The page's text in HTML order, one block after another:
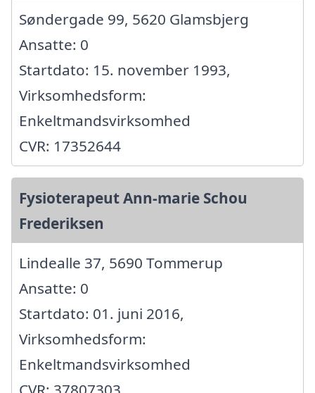
Søndergade 99, 5620 Glamsbjerg
Ansatte: 0
Startdato: 15. november 1993,
Virksomhedsform:
Enkeltmandsvirksomhed
CVR: 17352644
Fysioterapeut Ann-marie Schou
Frederiksen
Lindealle 37, 5690 Tommerup
Ansatte: 0
Startdato: 01. juni 2016,
Virksomhedsform:
Enkeltmandsvirksomhed